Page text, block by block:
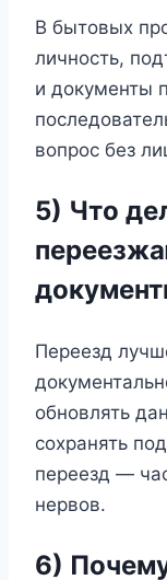
В бытовых
личность,
и документы
вопрос без
5) Что
Переезд
обновлять
сохранять
переезд —
нервов.
6)